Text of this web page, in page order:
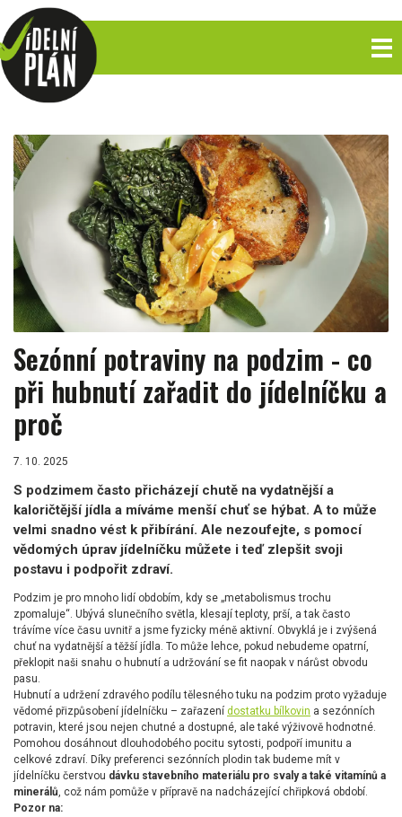
Sezónní potraviny na podzim - co
při hubnutí zařadit do jídelníčku a
proč
7. 10. 2025
S podzimem často přicházejí chutě na vydatnější a
kaloričtější jídla a míváme menší chuť se hýbat. A to může
velmi snadno vést k přibírání. Ale nezoufejte, s pomocí
vědomých úprav jídelníčku můžete i teď zlepšit svoji
postavu i podpořit zdraví.
Podzim je pro mnoho lidí obdobím, kdy se „metabolismus trochu
zpomaluje“. Ubývá slunečního světla, klesají teploty, prší, a tak často
trávíme více času uvnitř a jsme fyzicky méně aktivní. Obvyklá je i zvýšená
chuť na vydatnější a těžší jídla. To může lehce, pokud nebudeme opatrní,
překlopit naši snahu o hubnutí a udržování se fit naopak v nárůst obvodu
pasu.
Hubnutí a udržení zdravého podílu tělesného tuku na podzim proto vyžaduje
vědomé přizpůsobení jídelníčku – zařazení dostatku bílkovin a sezónních
potravin, které jsou nejen chutné a dostupné, ale také výživově hodnotné.
Pomohou dosáhnout dlouhodobého pocitu sytosti, podpoří imunitu a
celkové zdraví. Díky preferenci sezónních plodin tak budeme mít v
jídelníčku čerstvou dávku stavebního materiálu pro svaly a také vitamínů a
minerálů, což nám pomůže v přípravě na nadcházející chřipková období.
Pozor na: